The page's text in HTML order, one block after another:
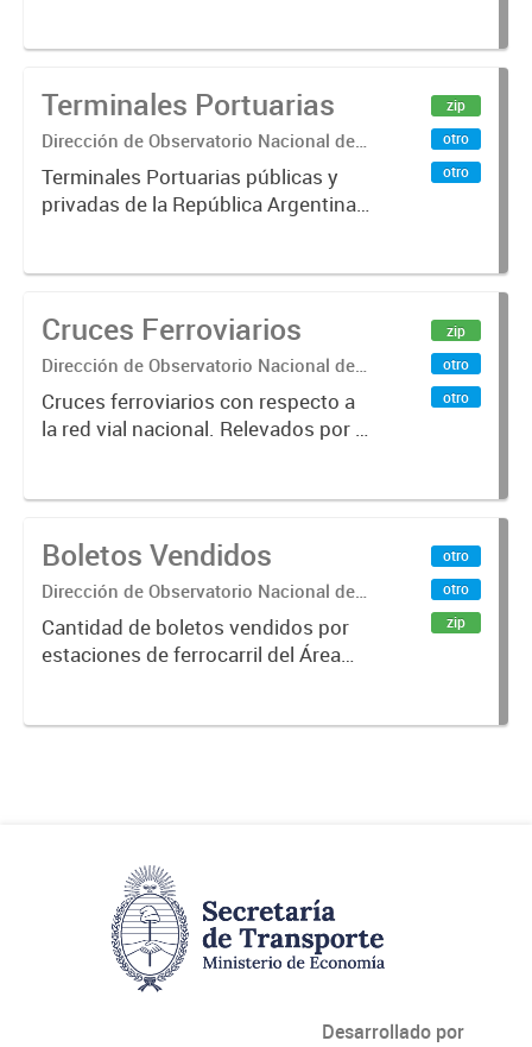
Nacional de Aeropuertos). Fecha de
actualización: Abril 2018.
Terminales Portuarias
Dirección de Observatorio Nacional de
Transporte
Terminales Portuarias públicas y
privadas de la República Argentina.
zip
otro
otro
Cruces Ferroviarios
Dirección de Observatorio Nacional de
Transporte
Cruces ferroviarios con respecto a
la red vial nacional. Relevados por la
zip
otro
otro
Boletos Vendidos
Dirección de Observatorio Nacional de
Transporte
Cantidad de boletos vendidos por
estaciones de ferrocarril del Área
Fuente: Sig Planificación. Año
otro
otro
zip
Desarrollado por